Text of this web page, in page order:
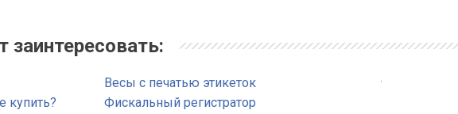
купить?
Весы с печатью этикеток
Фискальный регистратор
.